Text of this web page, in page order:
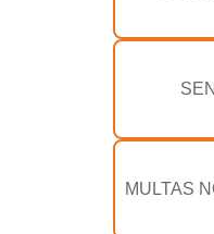
MULTAS